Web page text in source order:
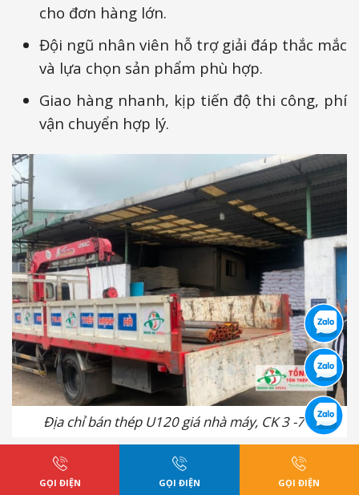
cho đơn hàng lớn.
Đội ngũ nhân viên hỗ trợ giải đáp thắc mắc
và lựa chọn sản phẩm phù hợp.
Giao hàng nhanh, kịp tiến độ thi công, phí
vận chuyển hợp lý.
Địa chỉ bán thép U120 giá nhà máy, CK 3 -7%
GỌI ĐIỆN GỌI ĐIỆN GỌI ĐIỆN